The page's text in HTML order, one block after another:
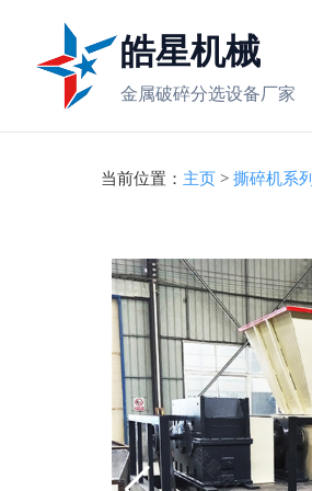
皓星机械
金属破碎分选设备厂家
当前位置： 主页 > 撕碎机系列